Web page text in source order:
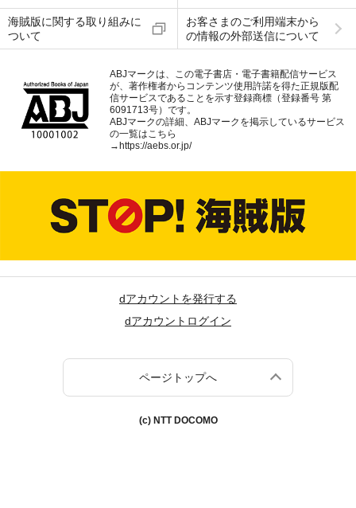
海賊版に関する取り組みに
ついて
お客さまのご利用端末から
の情報の外部送信について
ABJマークは、この電子書店・電子書籍配信サービス
が、著作権者からコンテンツ使用許諾を得た正規版配
信サービスであることを示す登録商標（登録番号 第
6091713号）です。
ABJマークの詳細、ABJマークを掲示しているサービス
の一覧はこちら
→https://aebs.or.jp/
dアカウントを発行する
dアカウントログイン
ページトップへ
(c) NTT DOCOMO